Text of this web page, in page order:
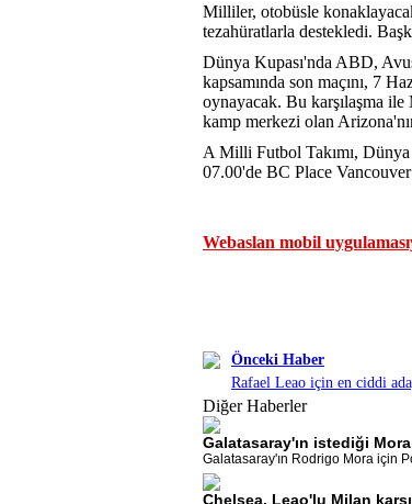
Milliler, otobüsle
tezahüratlarla destekledi.
Dünya Kupası'nda ABD,
kapsamında son maçını, 7
oynayacak. Bu karşılaşma ile
kamp merkezi olan
A Milli Futbol Takımı, Dünya
07.00'de BC Place Vancouver
Webaslan mobil
Önceki Haber
Rafael Leao için en ciddi
Diğer Haberler
Galatasaray'ın istediği
Galatasaray'ın Rodrigo Mora için
Chelsea, Leao'lu Milan